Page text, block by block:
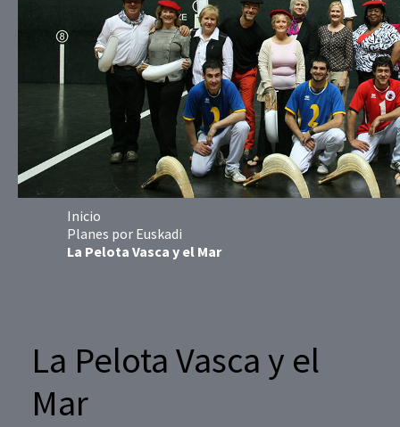
Inicio
Planes por Euskadi
La Pelota Vasca y el Mar
La Pelota Vasca y el
Mar